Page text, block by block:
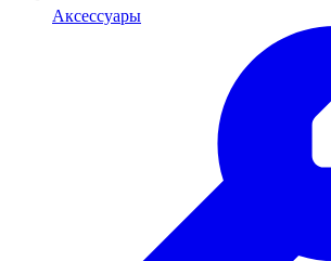
Аксессуары